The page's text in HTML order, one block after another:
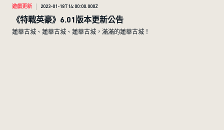
遊戲更新 2023-01-18T14:00:00.000Z
《特戰英豪》6.01版本更新公告
蓮華古城、蓮華古城、蓮華古城，滿滿的蓮華古城！